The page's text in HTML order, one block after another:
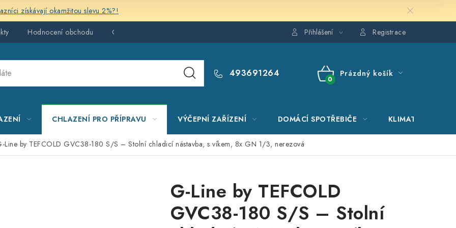
získávají okamžitou slevu 2%?!
Hodnocení obchodu Obchodní podmínky Přihlášení Registrace
493691264
NÁKUPNÍ
Prázdný košík
CHLAZENÍ PRO PŘÍPRAVU VÝČEPNÍ ZAŘÍZENÍ DOMÁCÍ SPOTŘEBIČE KLIMATIZACE
Line by TEFCOLD GVC38-180 S/S – Stolní chladicí nástavba, s víkem, 8x GN 1/3, nerezová
G-Line by TEFCOLD
GVC38-180 S/S – Stolní